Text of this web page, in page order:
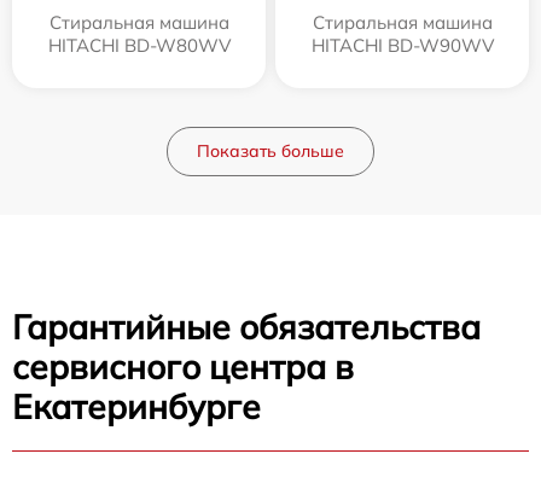
Стиральная машина
HITACHI BD-W80WV
Стиральная машина
HITACHI BD-W90WV
Показать больше
Гарантийные обязательства
сервисного центра в
Екатеринбурге